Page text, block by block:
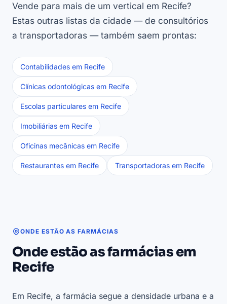
Vende para mais de um vertical em Recife?
Estas outras listas da cidade — de consultórios
a transportadoras — também saem prontas:
Contabilidades em Recife
Clínicas odontológicas em Recife
Escolas particulares em Recife
Imobiliárias em Recife
Oficinas mecânicas em Recife
Restaurantes em Recife Transportadoras em Recife
ONDE ESTÃO AS FARMÁCIAS
Onde estão as farmácias em
Recife
Em Recife, a farmácia segue a densidade urbana e a